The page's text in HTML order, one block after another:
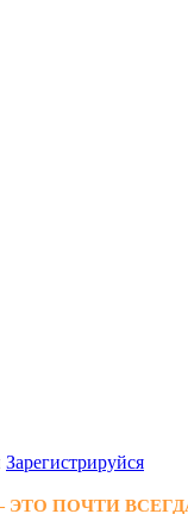
Зарегистрируйся
ПОЧТИ